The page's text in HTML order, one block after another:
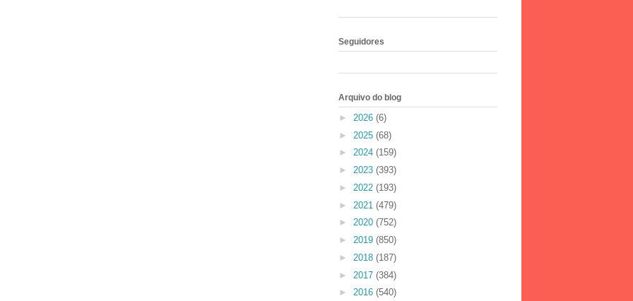
Seguidores
Arquivo do blog
► 2026 (6)
► 2025 (68)
► 2024 (159)
► 2023 (393)
► 2022 (193)
► 2021 (479)
► 2020 (752)
► 2019 (850)
► 2018 (187)
► 2017 (384)
► 2016 (540)